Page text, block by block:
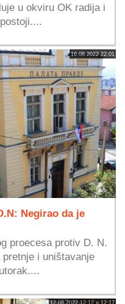
u okviru OK radija i
16.08.2022 22:01
Negirao da je
proecesa protiv D. N.
i uništavanje